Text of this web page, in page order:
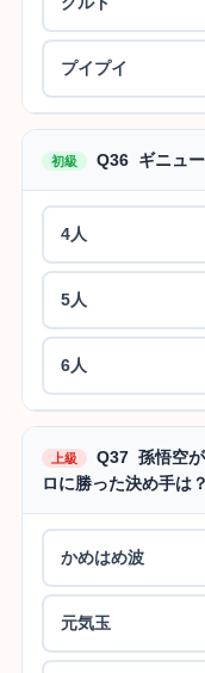
プイプイ
初級 Q36 ギニュ
4人
5人
6人
上級
Q37 孫悟空
ロに勝った決め手は？
かめはめ波
元気玉